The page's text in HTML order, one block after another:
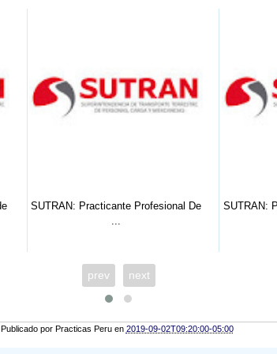
SUTRAN: Practicante Profesional De
SUTRAN:
prev next
Publicado por Practicas Peru en 2019-09-02T09:20:00-05:00